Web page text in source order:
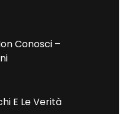
Conosci –
E Le Verità